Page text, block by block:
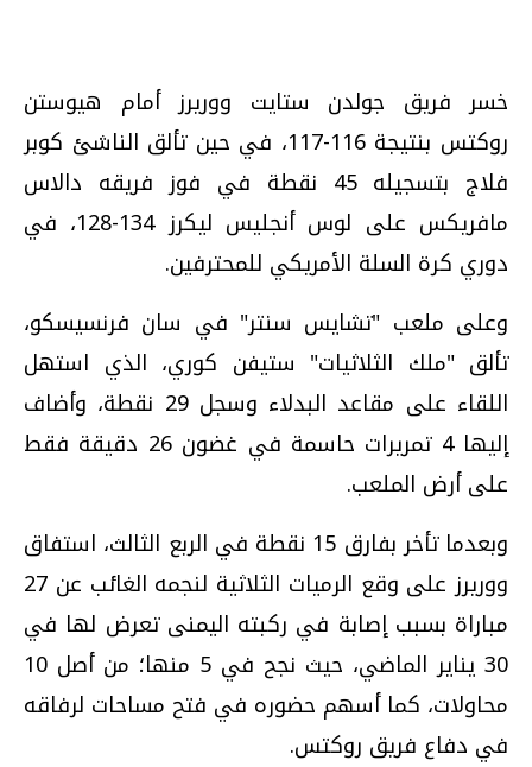
خسر فريق جولدن ستايت ووريرز أمام هيوستن
روكتس بنتيجة 116-117، في حين تألق الناشئ كوبر
فلاج بتسجيله 45 نقطة في فوز فريقه دالاس
مافريكس على لوس أنجليس ليكرز 134-128، في
دوري كرة السلة الأمريكي للمحترفين.
وعلى ملعب "تشايس سنتر" في سان فرنسيسكو،
تألق "ملك الثلاثيات" ستيفن كوري، الذي استهل
اللقاء على مقاعد البدلاء وسجل 29 نقطة، وأضاف
إليها 4 تمريرات حاسمة في غضون 26 دقيقة فقط
على أرض الملعب.
وبعدما تأخر بفارق 15 نقطة في الربع الثالث، استفاق
ووريرز على وقع الرميات الثلاثية لنجمه الغائب عن 27
مباراة بسبب إصابة في ركبته اليمنى تعرض لها في
30 يناير الماضي، حيث نجح في 5 منها؛ من أصل 10
محاولات، كما أسهم حضوره في فتح مساحات لرفاقه
في دفاع فريق روكتس.